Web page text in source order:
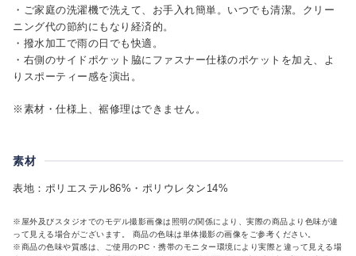
・ご家庭の洗濯機で洗えて、お手入れ簡単。いつでも清潔。クリー
ニング代の節約にもなり経済的。
・撥水加工で雨の日でも快適。
・右側のサイドポケット脇にファスナー仕様のポケットを加え、よ
りスポーティー感を演出。
※素材・仕様上、裾修理はできません。
素材
表地：ポリエステル86%・ポリウレタン14%
※屋外及びスタジオでのモデル撮影画像は照明の関係により、実際の商品より色味が違
って見える場合がございます。 商品の色味は単体撮影の画像をご参考ください。
※商品の色味や質感は、ご使用のPC・携帯のモニター環境により実際と違って見える場